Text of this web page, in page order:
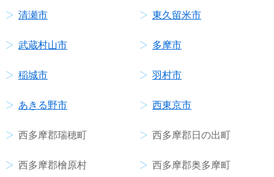
清瀬市 東久留米市
武蔵村山市 多摩市
稲城市 羽村市
あきる野市 西東京市
西多摩郡瑞穂町 西多摩郡日の出町
西多摩郡檜原村 西多摩郡奥多摩町